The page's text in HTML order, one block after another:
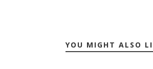
YOU MIGHT ALSO